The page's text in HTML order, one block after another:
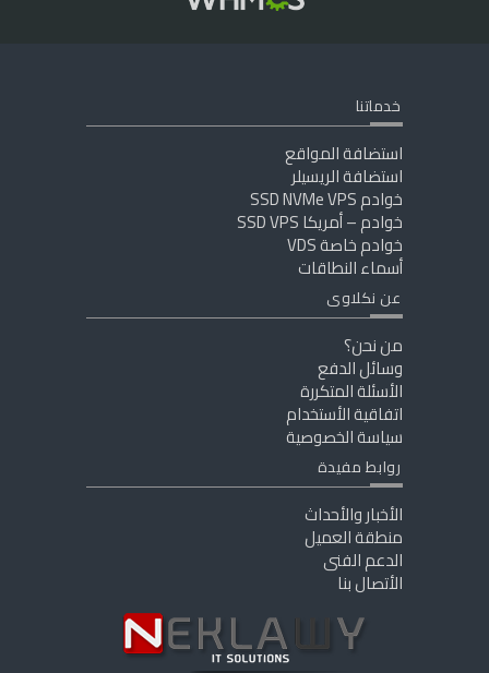
خدماتنا
استضافة المواقع
استضافة الريسيلر
خوادم SSD NVMe VPS
خوادم – أمريكا SSD VPS
خوادم خاصة VDS
أسماء النطاقات
عن نكلاوى
من نحن؟
وسائل الدفع
الأسئلة المتكررة
اتفاقية الأستخدام
سياسة الخصوصية
روابط مفيدة
الأخبار والأحداث
منطقة العميل
الدعم الفنى
الأتصال بنا